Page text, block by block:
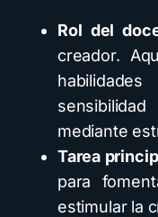
Rol del
creador.
mediante
Tarea
para
estimular la